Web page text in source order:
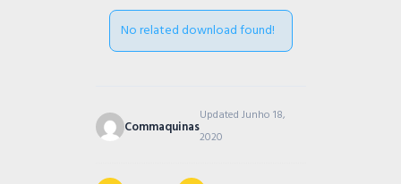
No related download found!
Commaquinas
Updated Junho 18,
2020